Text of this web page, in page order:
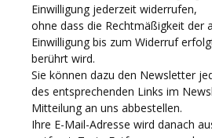
Einwilligung jederzeit widerrufen,
ohne dass die Rechtmäßigkeit der
Einwilligung bis zum Widerruf
berührt wird.
Sie können dazu den Newsletter
des entsprechenden Links im
Mitteilung an uns abbestellen.
Ihre E-Mail-Adresse wird danach